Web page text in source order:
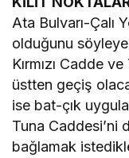
Ata Bulvarı-Çalı
olduğunu
Kırmızı Cadde
üstten geçiş
ise bat-çık
Tuna Caddesi’ni
bağlamak